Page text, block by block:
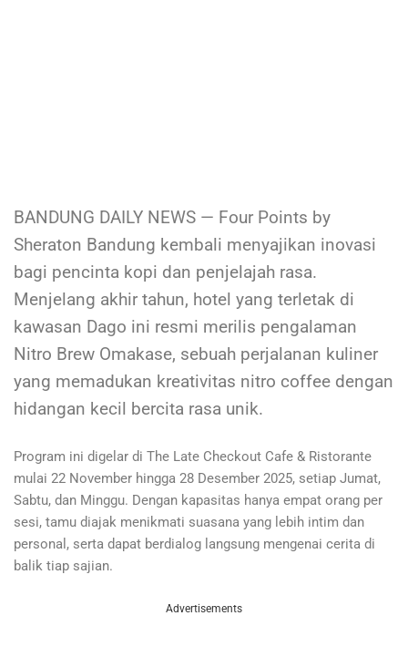
BANDUNG DAILY NEWS — Four Points by
Sheraton Bandung kembali menyajikan inovasi
bagi pencinta kopi dan penjelajah rasa.
Menjelang akhir tahun, hotel yang terletak di
kawasan Dago ini resmi merilis pengalaman
Nitro Brew Omakase, sebuah perjalanan kuliner
yang memadukan kreativitas nitro coffee dengan
hidangan kecil bercita rasa unik.
Program ini digelar di The Late Checkout Cafe & Ristorante
mulai 22 November hingga 28 Desember 2025, setiap Jumat,
Sabtu, dan Minggu. Dengan kapasitas hanya empat orang per
sesi, tamu diajak menikmati suasana yang lebih intim dan
personal, serta dapat berdialog langsung mengenai cerita di
balik tiap sajian.
Advertisements